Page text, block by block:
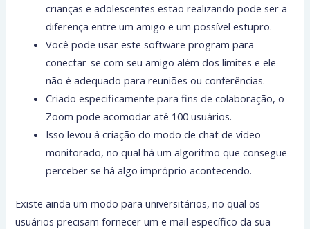
crianças e adolescentes estão realizando pode ser a
diferença entre um amigo e um possível estupro.
Você pode usar este software program para
conectar-se com seu amigo além dos limites e ele
não é adequado para reuniões ou conferências.
Criado especificamente para fins de colaboração, o
Zoom pode acomodar até 100 usuários.
Isso levou à criação do modo de chat de vídeo
monitorado, no qual há um algoritmo que consegue
perceber se há algo impróprio acontecendo.
Existe ainda um modo para universitários, no qual os
usuários precisam fornecer um e mail específico da sua